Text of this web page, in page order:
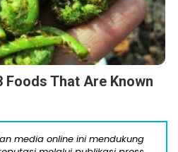
Foods That Are Known
media online ini mendukung